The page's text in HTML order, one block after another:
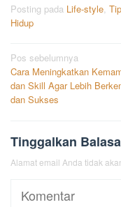
Posting pada Life-style
Hidup
Navigasi
pos
Pos sebelumnya
Cara Meningkatkan
dan Skill Agar Lebih
dan Sukses
Tinggalkan
Alamat email Anda tidak